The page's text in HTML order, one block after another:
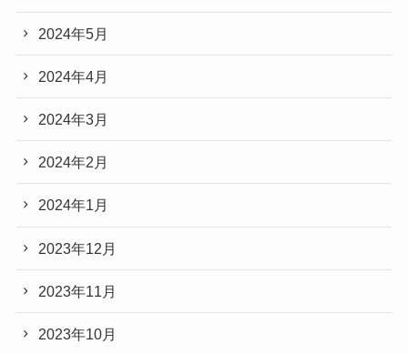
2024年5月
2024年4月
2024年3月
2024年2月
2024年1月
2023年12月
2023年11月
2023年10月